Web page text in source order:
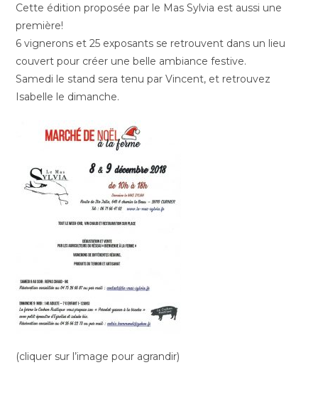
Cette édition proposée par le Mas Sylvia est aussi une
première!
6 vignerons et 25 exposants se retrouvent dans un lieu
couvert pour créer une belle ambiance festive.
Samedi le stand sera tenu par Vincent, et retrouvez
Isabelle le dimanche.
(cliquer sur l’image pour agrandir)